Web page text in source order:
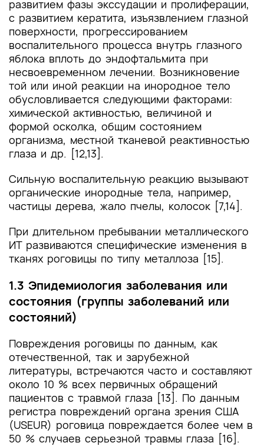
развитием фазы экссудации и пролиферации,
с развитием кератита, изъязвлением глазной
поверхности, прогрессированием
воспалительного процесса внутрь глазного
яблока вплоть до эндофтальмита при
несвоевременном лечении. Возникновение
той или иной реакции на инородное тело
обусловливается следующими факторами:
химической активностью, величиной и
формой осколка, общим состоянием
организма, местной тканевой реактивностью
глаза и др. [12,13].
Сильную воспалительную реакцию вызывают
органические инородные тела, например,
частицы дерева, жало пчелы, колосок [7,14].
При длительном пребывании металлического
ИТ развиваются специфические изменения в
тканях роговицы по типу металлоза [15].
1.3 Эпидемиология заболевания или
состояния (группы заболеваний или
состояний)
Повреждения роговицы по данным, как
отечественной, так и зарубежной
литературы, встречаются часто и составляют
около 10 % всех первичных обращений
пациентов с травмой глаза [13]. По данным
регистра повреждений органа зрения США
(USEUR) роговица повреждается более чем в
50 % случаев серьезной травмы глаза [16].